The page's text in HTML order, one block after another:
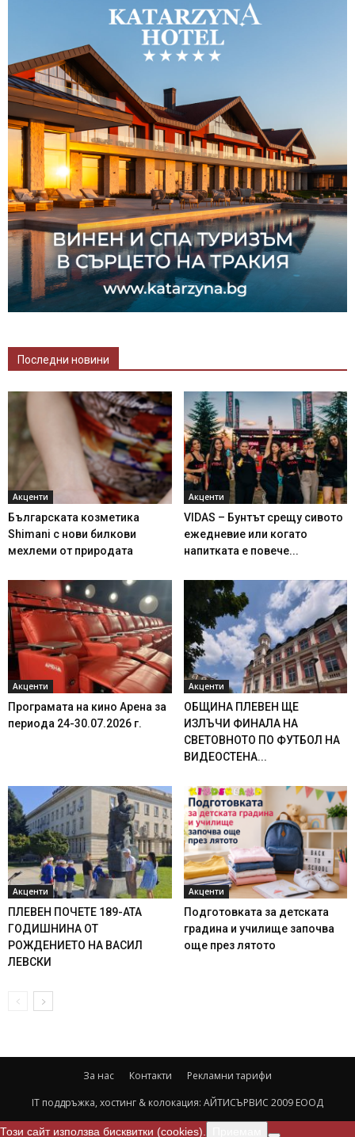
Последни новини
Акценти
Българската козметика
Shimani с нови билкови
мехлеми от природата
Акценти
VIDAS – Бунтът срещу сивото
ежедневие или когато
напитката е повече...
Акценти
Програмата на кино Арена за
периода 24-30.07.2026 г.
Акценти
ОБЩИНА ПЛЕВЕН ЩЕ
ИЗЛЪЧИ ФИНАЛА НА
СВЕТОВНОТО ПО ФУТБОЛ НА
ВИДЕОСТЕНА...
Акценти
ПЛЕВЕН ПОЧЕТЕ 189-АТА
ГОДИШНИНА ОТ
РОЖДЕНИЕТО НА ВАСИЛ
ЛЕВСКИ
Акценти
Подготовката за детската
градина и училище започва
още през лятото
За нас Контакти
Рекламни тарифи
IT поддръжка, хостинг & колокация: АЙТИСЪРВИС 2009 ЕООД
Този сайт използва бисквитки (cookies).